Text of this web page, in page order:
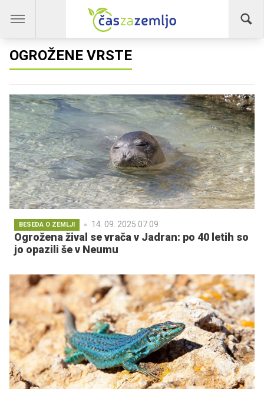
OGROŽENE VRSTE
BESEDA O ZEMLJI 14. 09. 2025 07.09
Ogrožena žival se vrača v Jadran: po 40 letih so
jo opazili še v Neumu